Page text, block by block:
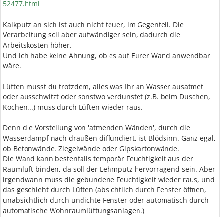
52477.html
Kalkputz an sich ist auch nicht teuer, im Gegenteil. Die
Verarbeitung soll aber aufwändiger sein, dadurch die
Arbeitskosten höher.
Und ich habe keine Ahnung, ob es auf Eurer Wand anwendbar
wäre.
Lüften musst du trotzdem, alles was Ihr an Wasser ausatmet
oder ausschwitzt oder sonstwo verdunstet (z.B. beim Duschen,
Kochen...) muss durch Lüften wieder raus.
Denn die Vorstellung von 'atmenden Wänden', durch die
Wasserdampf nach draußen diffundiert, ist Blödsinn. Ganz egal,
ob Betonwände, Ziegelwände oder Gipskartonwände.
Die Wand kann bestenfalls temporär Feuchtigkeit aus der
Raumluft binden, da soll der Lehmputz hervorragend sein. Aber
irgendwann muss die gebundene Feuchtigkeit wieder raus, und
das geschieht durch Lüften (absichtlich durch Fenster öffnen,
unabsichtlich durch undichte Fenster oder automatisch durch
automatische Wohnraumlüftungsanlagen.)